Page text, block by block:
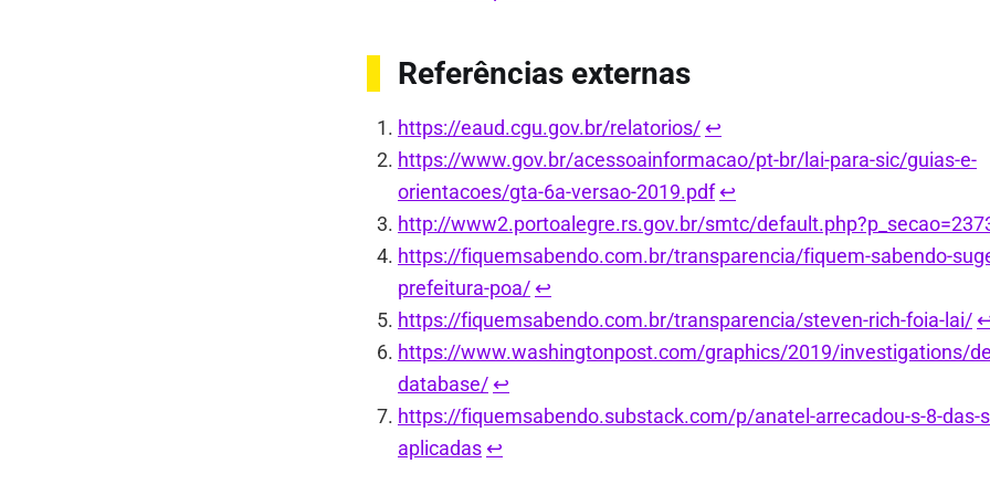
Referências externas
https://eaud.cgu.gov.br/relatorios/↩︎
https://www.gov.br/acessoainformacao/pt-br/lai-para-sic/guias-e-
orientacoes/gta-6a-versao-2019.pdf↩︎
http://www2.portoalegre.rs.gov.br/smtc/
https://fiquemsabendo.com.br/transparencia/fiquem-sabendo-
prefeitura-poa/↩︎
https://fiquemsabendo.com.br/transparencia/steven-rich-foia-lai/
https://www.washingtonpost.com/graphics/2019/investigations/
database/↩︎
https://fiquemsabendo.substack.com/p/anatel-arrecadou-s-8-das-
aplicadas↩︎